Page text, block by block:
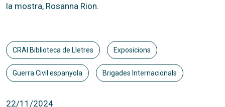
la mostra, Rosanna Rion.
CRAI Biblioteca de Lletres Exposicions
Guerra Civil espanyola Brigades Internacionals
22/11/2024